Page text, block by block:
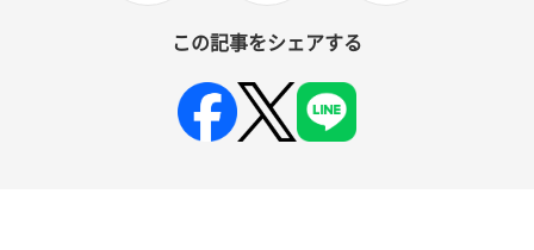
この記事をシェアする